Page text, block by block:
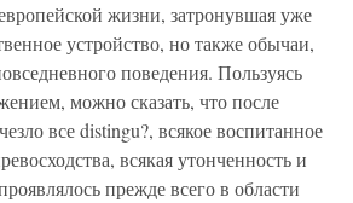
жизни, затронувшая уже
устройство, но также обычаи,
поведения. Пользуясь
можно сказать, что после
все distingu?, всякое воспитанное
всякая утонченность и
прежде всего в области